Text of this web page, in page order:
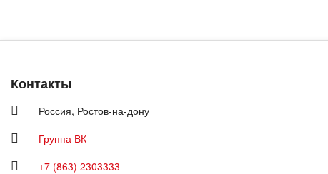
Контакты
Россия, Ростов-на-дону
Группа ВК
+7 (863) 2303333